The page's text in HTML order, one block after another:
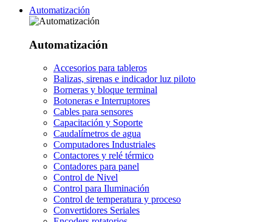
Automatización
Automatización
Accesorios para tableros
Balizas, sirenas e indicador luz piloto
Borneras y bloque terminal
Botoneras e Interruptores
Cables para sensores
Capacitación y Soporte
Caudalímetros de agua
Computadores Industriales
Contactores y relé térmico
Contadores para panel
Control de Nivel
Control para Iluminación
Control de temperatura y proceso
Convertidores Seriales